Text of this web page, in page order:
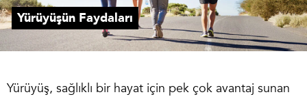
Yürüyüşün Faydaları
Yürüyüş, sağlıklı bir hayat için pek çok avantaj sunan